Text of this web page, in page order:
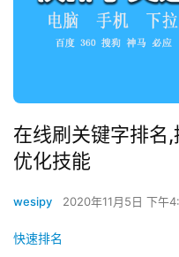
在线刷关键字排名
优化技能
wesipy 2020年11月5日 下午
快速排名